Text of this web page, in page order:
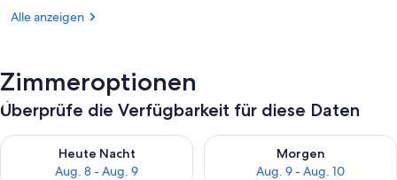
Alle anzeigen
Zimmeroptionen
Überprüfe die Verfügbarkeit für diese Daten
Heute Nacht
Aug. 8 - Aug. 9
Überprüfe die Verfügbarkeit für heute Nacht, Aug. 8 - Aug. 9.
Morgen
Aug. 9 - Aug. 10
Überprüfe die Verfügbarkeit